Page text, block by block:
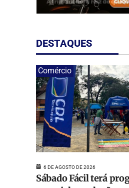
DESTAQUES
Comércio
6 DE AGOSTO DE 2026
Sábado Fácil terá